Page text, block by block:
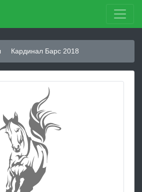
Кардинал Барс 2018